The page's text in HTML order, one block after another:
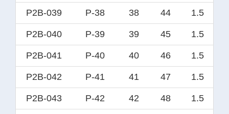
P2B-039 P-38 38 44 1.5
P2B-040 P-39 39 45 1.5
P2B-041 P-40 40 46 1.5
P2B-042 P-41 41 47 1.5
P2B-043 P-42 42 48 1.5